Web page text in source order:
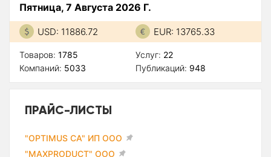
Пятница, 7 Августа 2026 Г.
USD: 11886.72 EUR: 13765.33
Товаров: 1785
Компаний: 5033
Услуг: 22
Публикаций: 948
ПРАЙС-ЛИСТЫ
"OPTIMUS CA" ИП ООО
"MAXPRODUCT" ООО